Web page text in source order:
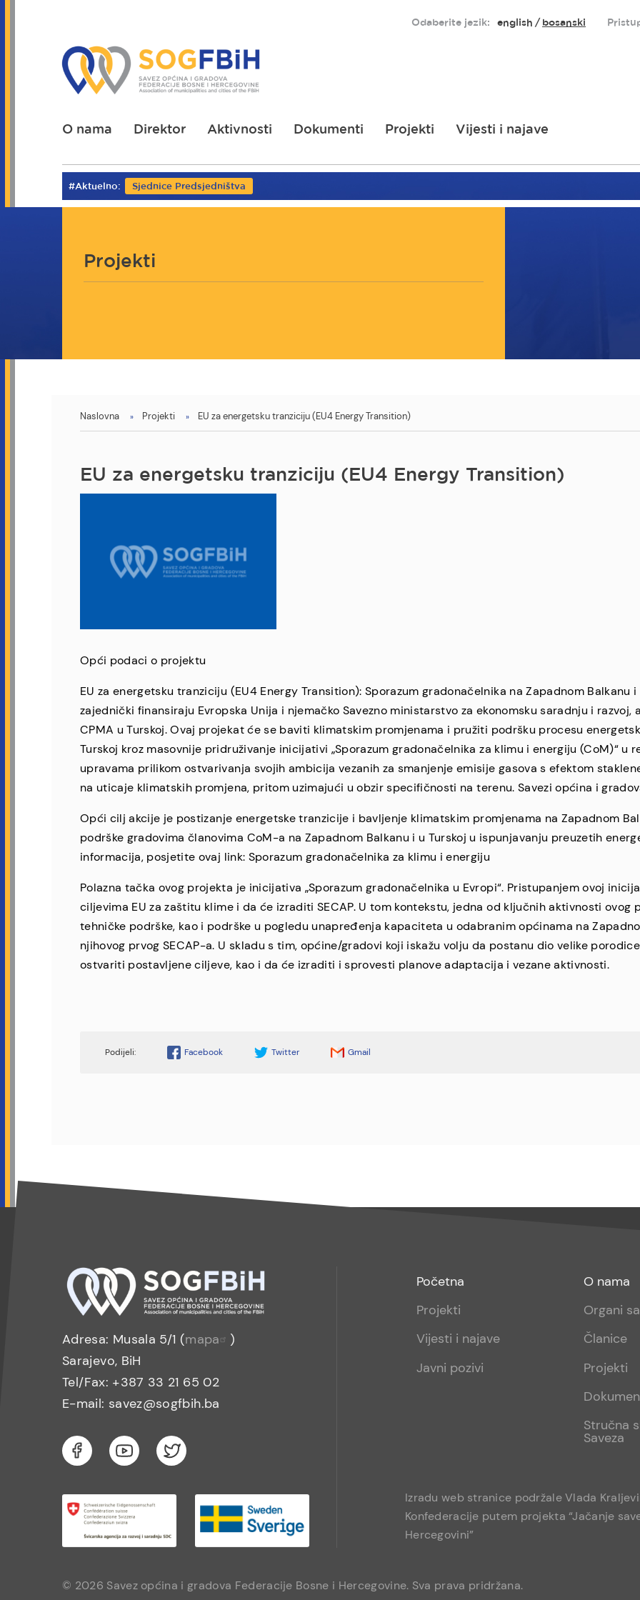
Odaberite jezik: english bosanski
O nama Direktor Aktivnosti Dokumenti Projekti Vijesti i najave
#Aktuelno: Sjednice Predsjedništva
Projekti
You
Naslovna Projekti EU za energetsku tranziciju (EU4 Energy Transition)
EU za energetsku tranziciju (EU4 Energy Transition)
Opći podaci o projektu
EU za energetsku tranziciju (EU4 Energy Transition): Sporazum gradonačelnika na Zapadnom
zajednički finansiraju Evropska Unija i njemačko Savezno ministarstvo za ekonomsku saradnju i razvoj,
CPMA u Turskoj. Ovaj projekat će se baviti klimatskim promjenama i pružiti podršku procesu
Turskoj kroz masovnije pridruživanje inicijativi „Sporazum gradonačelnika za klimu i energiju (CoM)“ u
upravama prilikom ostvarivanja svojih ambicija vezanih za smanjenje emisije gasova s efektom
na uticaje klimatskih promjena, pritom uzimajući u obzir specifičnosti na terenu. Savezi općina i
Opći cilj akcije je postizanje energetske tranzicije i bavljenje klimatskim promjenama na Zapadnom
podrške gradovima članovima CoM-a na Zapadnom Balkanu i u Turskoj u ispunjavanju preuzetih
informacija, posjetite ovaj link: Sporazum gradonačelnika za klimu i energiju
Polazna tačka ovog projekta je inicijativa „Sporazum gradonačelnika u Evropi“. Pristupanjem ovoj
ciljevima EU za zaštitu klime i da će izraditi SECAP. U tom kontekstu, jedna od ključnih aktivnosti
tehničke podrške, kao i podrške u pogledu unapređenja kapaciteta u odabranim općinama na
njihovog prvog SECAP-a. U skladu s tim, općine/gradovi koji iskažu volju da postanu dio velike
ostvariti postavljene ciljeve, kao i da će izraditi i sprovesti planove adaptacija i vezane aktivnosti.
Facebook Twitter Gmail
Adresa: Musala 5/1 (mapa
)
Sarajevo, BiH
Tel/Fax: +387 33 21 65 02
E-mail: savez@sogfbih.ba
Footer
menu
Početna
Projekti
Vijesti i najave
Javni pozivi
Footer
sub
O nama
Organi
Članice
Projekti
Stručna
Saveza
Izradu web stranice podržale Vlada
Konfederacije putem projekta “Jačanje
Hercegovini”
© 2026 Savez općina i gradova Federacije Bosne i Hercegovine. Sva prava pridržana.